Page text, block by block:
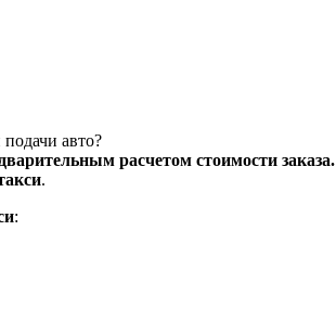
авто?
расчетом стоимости заказа.
.
: